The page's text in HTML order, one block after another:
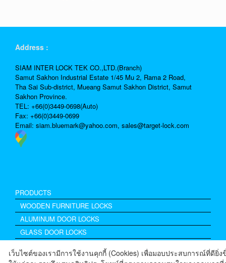
เว็บไซต์ของเรามีการใช้งานคุกกี้ (Cookies) เพื่อมอบประสบการณ์ที่ดียิ่ง
Address :
SIAM INTER LOCK TEK CO.,LTD.(Branch)
Samut Sakhon Industrial Estate 1/45 Mu 2, Rama 2 Road,
Tha Sai Sub-district, Mueang Samut Sakhon District, Samut
Sakhon Province.
TEL: +66(0)3449-0698(Auto)
Fax: +66(0)3449-0699
Email: siam.bluemark@yahoo.com, sales@target-lock.com
PRODUCTS
WOODEN FURNITURE LOCKS
ALUMINUM DOOR LOCKS
GLASS DOOR LOCKS
ACCESSORIES